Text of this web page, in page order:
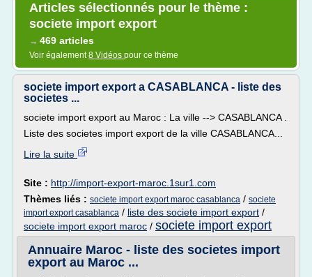
Articles sélectionnés pour le thème :
societe import export
→ 469 articles
Voir également8 Vidéos pour ce thème
societe import export a CASABLANCA - liste des
societes ...
societe import export au Maroc : La ville --> CASABLANCA .
Liste des societes import export de la ville CASABLANCA...
Lire la suite
Site : http://import-export-maroc.1sur1.com
Thèmes liés : societe import export maroc casablanca / societe
import export casablanca / liste des societe import export /
societe import export maroc / societe import export
Annuaire Maroc - liste des societes import
export au Maroc ...